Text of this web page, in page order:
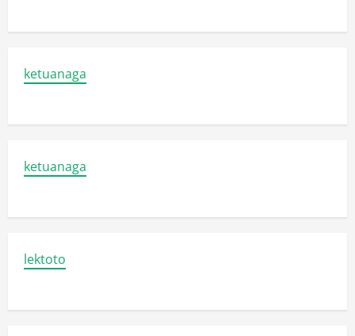
ketuanaga
ketuanaga
lektoto